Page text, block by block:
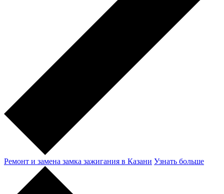
Ремонт и замена замка зажигания в Казани Узнать больше